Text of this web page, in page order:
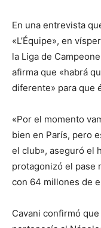
En una entrevista
«L’Équipe», en
la Liga de
afirma que «habrá
diferente» para que
«Por el momento
bien en París, pero
el club», aseguró el
protagonizó el pase
con 64 millones de
Cavani confirmó